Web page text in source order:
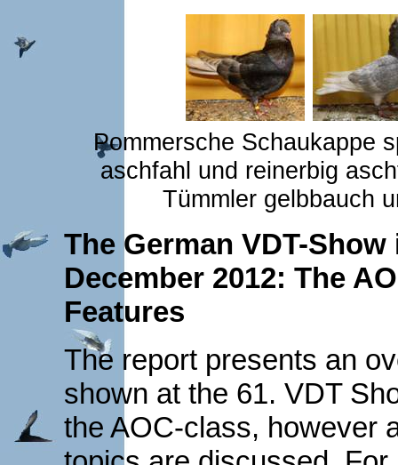
Pommersche Schaukappe
aschfahl und reinerbig
Tümmler gelbbauch
The German VDT-
December 2012: The
Features
The report presents an
shown at the 61. VDT
the AOC-class, however